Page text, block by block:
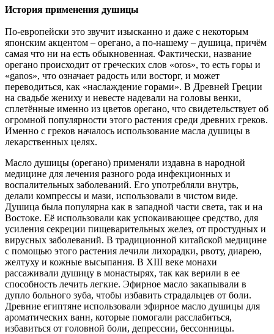
История применения душицы
По-европейски это звучит изысканно и даже с некоторым
японским акцентом – орегано, а по-нашему – душица, причём
самая что ни на есть обыкновенная. Фактически, название
орегано происходит от греческих слов «oros», то есть горы и
«ganos», что означает радость или восторг, и может
переводиться, как «наслаждение горами». В Древней Греции
на свадьбе жениху и невесте надевали на головы венки,
сплетённые именно из цветов орегано, что свидетельствует об
огромной популярности этого растения среди древних греков.
Именно с греков началось использование масла душицы в
лекарственных целях.
Масло душицы (орегано) применяли издавна в народной
медицине для лечения разного рода инфекционных и
воспалительных заболеваний. Его употребляли внутрь,
делали компрессы и мази, использовали в чистом виде.
Душица была популярна как в западной части света, так и на
Востоке. Её использовали как успокаивающее средство, для
усиления секреции пищеварительных желез, от простудных и
вирусных заболеваний. В традиционной китайской медицине
с помощью этого растения лечили лихорадки, рвоту, диарею,
желтуху и кожные высыпания. В XIII веке монахи
рассаживали душицу в монастырях, так как верили в ее
способность лечить легкие. Эфирное масло закапывали в
дупло больного зуба, чтобы избавить страдальцев от боли.
Древние египтяне использовали эфирное масло душицы для
ароматических ванн, которые помогали расслабиться,
избавиться от головной боли, депрессии, бессонницы.